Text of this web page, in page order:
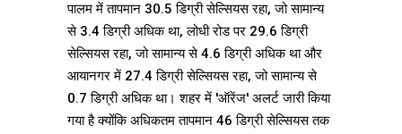
पालम में तापमान 30.5 डिग्री सेल्सियस रहा, जो सामान्य
से 3.4 डिग्री अधिक था, लोधी रोड पर 29.6 डिग्री
सेल्सियस रहा, जो सामान्य से 4.6 डिग्री अधिक था और
आयानगर में 27.4 डिग्री सेल्सियस रहा, जो सामान्य से
0.7 डिग्री अधिक था। शहर में 'ऑरेंज' अलर्ट जारी किया
गया है क्योंकि अधिकतम तापमान 46 डिग्री सेल्सियस तक